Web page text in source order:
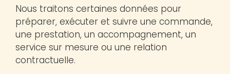
Nous traitons certaines données pour
préparer, exécuter et suivre une commande,
une prestation, un accompagnement, un
service sur mesure ou une relation
contractuelle.